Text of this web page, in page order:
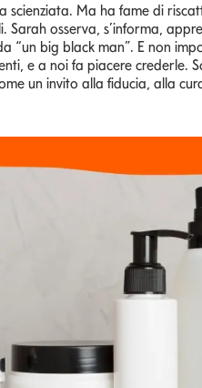
scienziata. Ma ha fame di
Sarah osserva, s’informa,
“un big black man”. E non
e a noi fa piacere crederle.
un invito alla fiducia, alla